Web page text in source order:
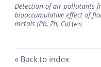
Detection of air pollutants
bioaccumulative effect of
metals (Pb, Zn, Cu)
Back to index